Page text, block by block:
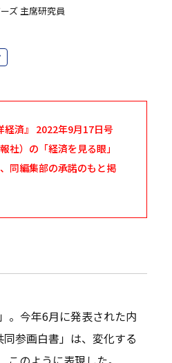
ズ 主席研究員
経済』 2022年9月17日号
社）の「経済を見る眼」
同編集部の承諾のもと掲
。今年6月に発表された内
参画白書」は、変化する